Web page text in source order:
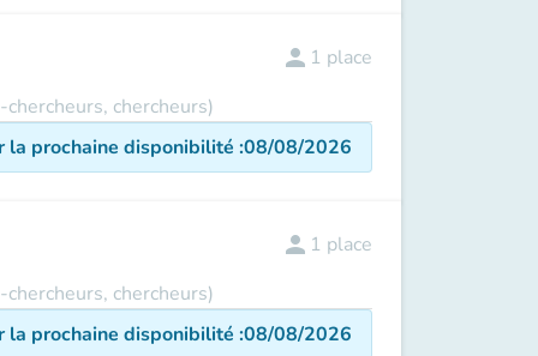
chercheurs)
person 1 place
la prochaine disponibilité :08/08/2026
chercheurs)
person 1 place
la prochaine disponibilité :08/08/2026